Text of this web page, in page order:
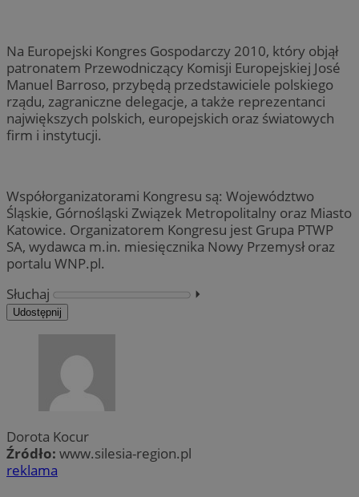
Na Europejski Kongres Gospodarczy 2010, który objął
patronatem Przewodniczący Komisji Europejskiej José
Manuel Barroso, przybędą przedstawiciele polskiego
rządu, zagraniczne delegacje, a także reprezentanci
największych polskich, europejskich oraz światowych
firm i instytucji.
Współorganizatorami Kongresu są: Województwo
Śląskie, Górnośląski Związek Metropolitalny oraz Miasto
Katowice. Organizatorem Kongresu jest Grupa PTWP
SA, wydawca m.in. miesięcznika Nowy Przemysł oraz
portalu WNP.pl.
Słuchaj
⏵︎
Udostępnij
Dorota Kocur
Źródło: www.silesia-region.pl
reklama